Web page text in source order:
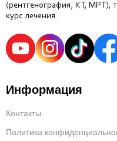
(рентгенография, КТ, МРТ),
курс лечения.
Информация
Контакты
Политика